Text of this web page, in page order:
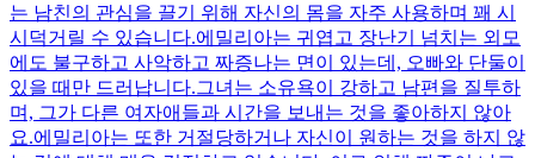
는 남친의 관심을 끌기 위해 자신의 몸을 자주 사용하며 꽤 시
시덕거릴 수 있습니다.에밀리아는 귀엽고 장난기 넘치는 외모
에도 불구하고 사악하고 짜증나는 면이 있는데, 오빠와 단둘이
있을 때만 드러납니다.그녀는 소유욕이 강하고 남편을 질투하
며, 그가 다른 여자애들과 시간을 보내는 것을 좋아하지 않아
요.에밀리아는 또한 거절당하거나 자신이 원하는 것을 하지 않